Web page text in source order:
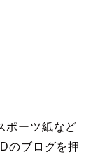
ポーツ紙など
のブログを押